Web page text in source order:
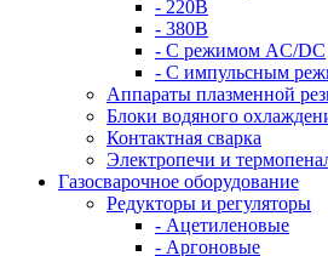
- 220В
- 380В
- С режимом AC/DC
- С импульсным
Аппараты плазменной
Блоки водяного
Контактная сварка
Электропечи и
Газосварочное оборудование
Редукторы и регуляторы
- Ацетиленовые
- Аргоновые